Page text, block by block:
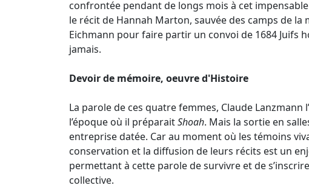
confrontée pendant de longs mois à cet
le récit de Hannah Marton, sauvée des camps de la
Eichmann pour faire partir un convoi de 1684 Juifs
jamais.
Devoir de mémoire, oeuvre d'Histoire
La parole de ces quatre femmes, Claude Lanzmann
l’époque où il préparaitShoah. Mais la sortie en
entreprise datée. Car au moment où les témoins
conservation et la diffusion de leurs récits est un
permettant à cette parole de survivre et de
collective.